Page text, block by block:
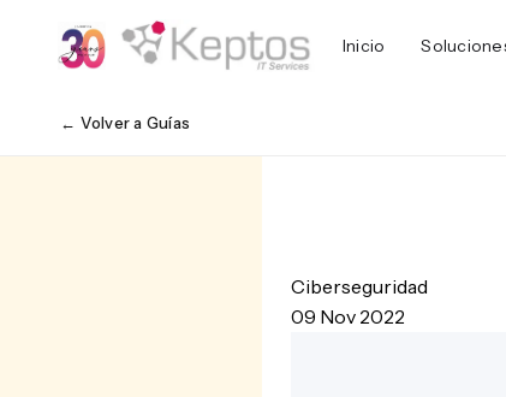
Inicio
← Volver a Guías
Ciberseguridad
09 Nov 2022